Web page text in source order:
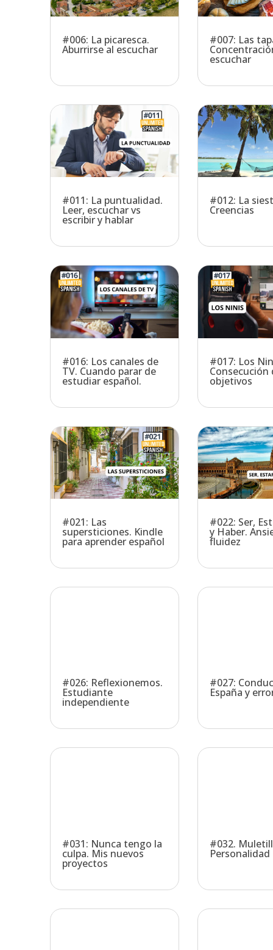
#006: La picaresca.
Aburrirse al escuchar
#007: Las
escuchar
#011: La puntualidad.
Leer, escuchar vs
escribir y hablar
#012: La
Creencias
#016: Los canales de
TV. Cuando parar de
estudiar español.
#017: Los
Consecución
objetivos
#021: Las
supersticiones. Kindle
para aprender español
#022: Ser,
y Haber.
fluidez
#026: Reflexionemos.
Estudiante
independiente
#027:
España y
#031: Nunca tengo la
culpa. Mis nuevos
proyectos
#032.